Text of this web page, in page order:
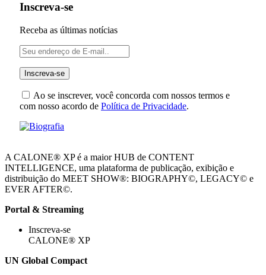
Inscreva-se
Receba as últimas notícias
Ao se inscrever, você concorda com nossos termos e
com nosso acordo de Política de Privacidade.
A CALONE® XP é a maior HUB de CONTENT
INTELLIGENCE, uma plataforma de publicação, exibição e
distribuição do MEET SHOW®: BIOGRAPHY©, LEGACY© e
EVER AFTER©.
Portal & Streaming
Inscreva-se
CALONE® XP
UN Global Compact